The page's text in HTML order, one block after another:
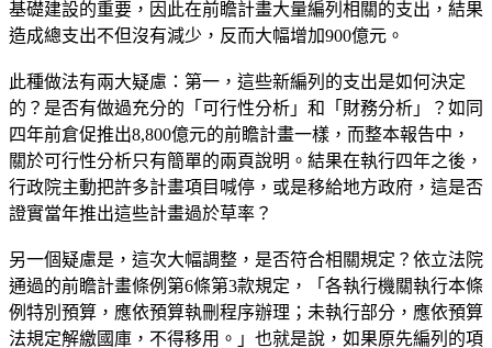
基礎建設的重要，因此在前瞻計畫大量編列相關的支出，結果
造成總支出不但沒有減少，反而大幅增加900億元。
此種做法有兩大疑慮：第一，這些新編列的支出是如何決定
的？是否有做過充分的「可行性分析」和「財務分析」？如同
四年前倉促推出8,800億元的前瞻計畫一樣，而整本報告中，
關於可行性分析只有簡單的兩頁說明。結果在執行四年之後，
行政院主動把許多計畫項目喊停，或是移給地方政府，這是否
證實當年推出這些計畫過於草率？
另一個疑慮是，這次大幅調整，是否符合相關規定？依立法院
通過的前瞻計畫條例第6條第3款規定，「各執行機關執行本條
例特別預算，應依預算執刪程序辦理；未執行部分，應依預算
法規定解繳國庫，不得移用。」也就是說，如果原先編列的項